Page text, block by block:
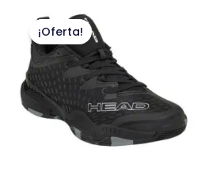
¡Oferta!
El
precio
original
era:
$ 106.999.$ 94.999.
producto
tiene
múltiples
variantes.
Las